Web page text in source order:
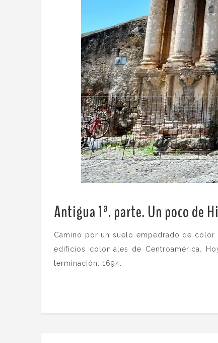
Antigua 1ª. parte. Un poco de
Camino por un suelo empedrado de
edificios coloniales de Centroamérica.
terminación: 1694.